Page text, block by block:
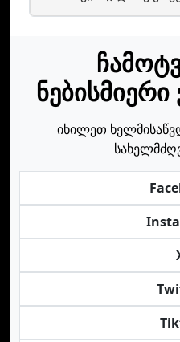
ნებისმიერი
იხილეთ